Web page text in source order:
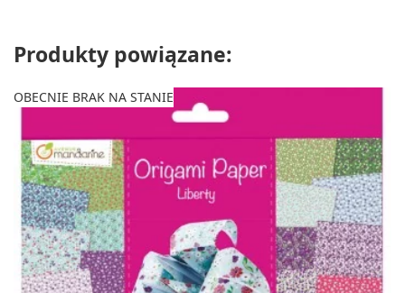
Produkty powiązane:
OBECNIE BRAK NA STANIE